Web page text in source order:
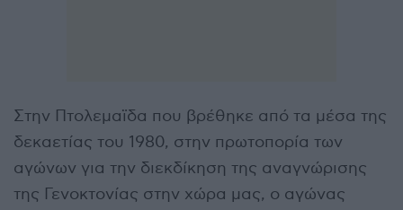
Στην Πτολεμαϊδα που βρέθηκε από τα μέσα της
δεκαετίας του 1980, στην πρωτοπορία των
αγώνων για την διεκδίκηση της αναγνώρισης
της Γενοκτονίας στην χώρα μας, ο αγώνας